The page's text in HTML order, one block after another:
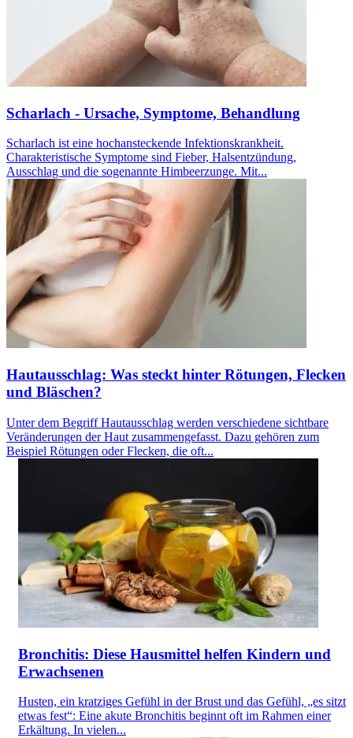
Scharlach - Ursache, Symptome, Behandlung
Scharlach ist eine hochansteckende Infektionskrankheit.
Charakteristische Symptome sind Fieber, Halsentzündung,
Ausschlag und die sogenannte Himbeerzunge. Mit...
Hautausschlag: Was steckt hinter Rötungen, Flecken
und Bläschen?
Unter dem Begriff Hautausschlag werden verschiedene sichtbare
Veränderungen der Haut zusammengefasst. Dazu gehören zum
Beispiel Rötungen oder Flecken, die oft...
Bronchitis: Diese Hausmittel helfen Kindern und
Erwachsenen
Husten, ein kratziges Gefühl in der Brust und das Gefühl, „es sitzt
etwas fest“: Eine akute Bronchitis beginnt oft im Rahmen einer
Erkältung. In vielen...